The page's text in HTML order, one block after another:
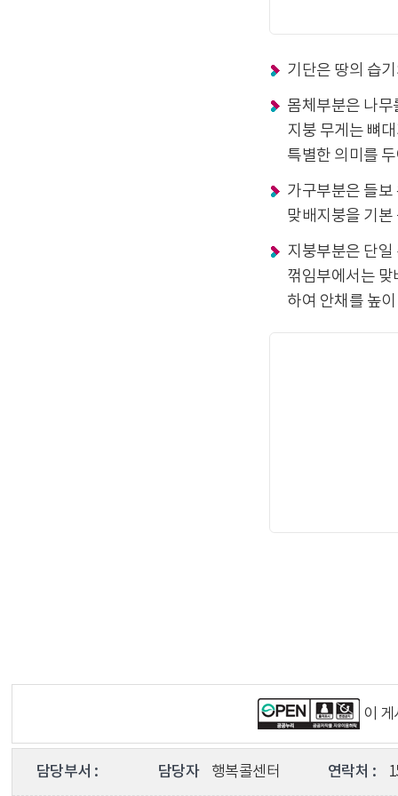
기단은 땅의 습
몸체부분은 나
지붕 무게는 뼈
특별한 의미를
가구부분은 들보
맞배지붕을 기본
지붕부분은 단
꺾임부에서는
하여 안채를 높
이 게
담당부서 : 담당자 행복콜센터 연락처 :